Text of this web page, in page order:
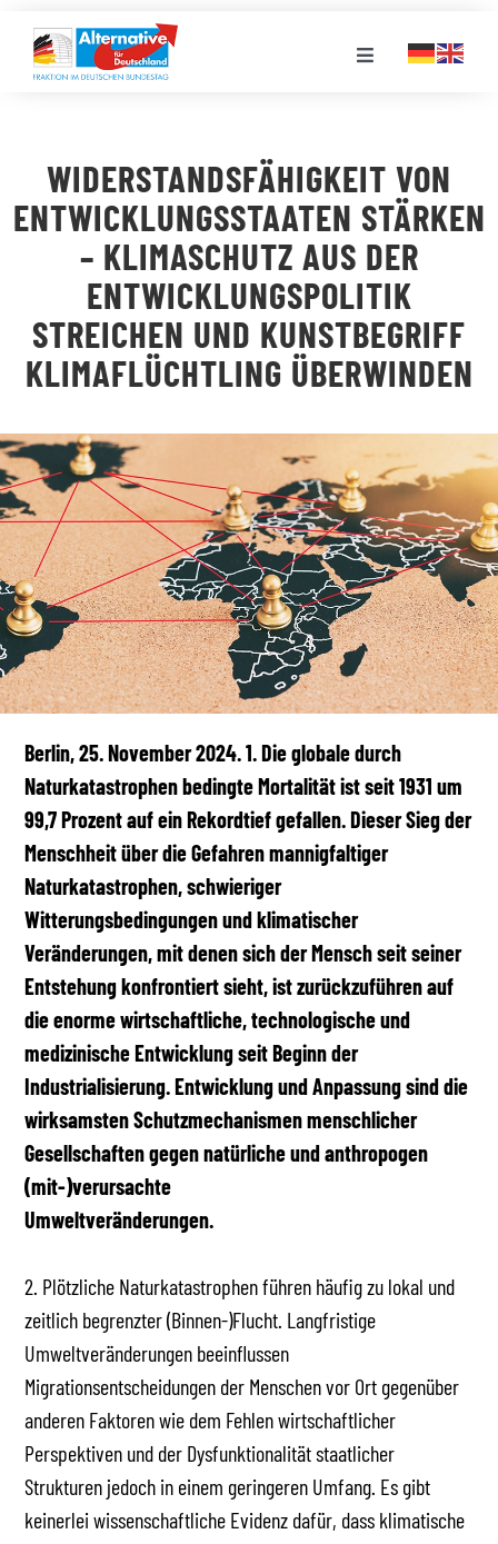
Inhalt
springen
Toggle
LANDESGRUPPEN
VERANSTALTUNGEN
PRESSE
MEDIATHEK
WIDERSTANDSFÄHIGKEIT VON
ENTWICKLUNGSSTAATEN STÄRKEN
– KLIMASCHUTZ AUS DER
ENTWICKLUNGSPOLITIK
STREICHEN UND KUNSTBEGRIFF
KLIMAFLÜCHTLING ÜBERWINDEN
Berlin, 25. November 2024. 1. Die globale durch
Naturkatastrophen bedingte Mortalität ist seit 1931 um
99,7 Prozent auf ein Rekordtief gefallen. Dieser Sieg der
Menschheit über die Gefahren mannigfaltiger
Naturkatastrophen, schwieriger
Witterungsbedingungen und klimatischer
Veränderungen, mit denen sich der Mensch seit seiner
Entstehung konfrontiert sieht, ist zurückzuführen auf
die enorme wirtschaftliche, technologische und
medizinische Entwicklung seit Beginn der
Industrialisierung. Entwicklung und Anpassung sind die
wirksamsten Schutzmechanismen menschlicher
Gesellschaften gegen natürliche und anthropogen
(mit-)verursachte
Umweltveränderungen.
2. Plötzliche Naturkatastrophen führen häufig zu lokal und
zeitlich begrenzter (Binnen-)Flucht. Langfristige
Umweltveränderungen beeinflussen
Migrationsentscheidungen der Menschen vor Ort gegenüber
anderen Faktoren wie dem Fehlen wirtschaftlicher
Perspektiven und der Dysfunktionalität staatlicher
Strukturen jedoch in einem geringeren Umfang. Es gibt
keinerlei wissenschaftliche Evidenz dafür, dass klimatische